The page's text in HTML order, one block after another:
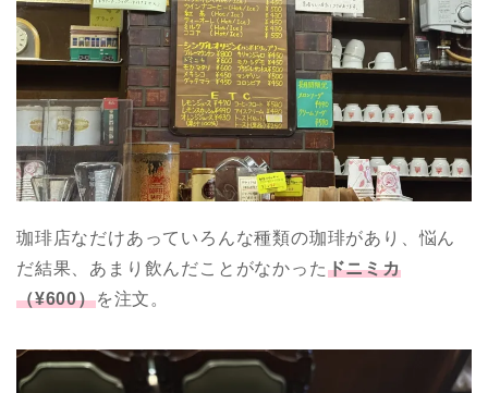
珈琲店なだけあっていろんな種類の珈琲があり、悩ん
だ結果、あまり飲んだことがなかったドニミカ
（¥600）を注文。